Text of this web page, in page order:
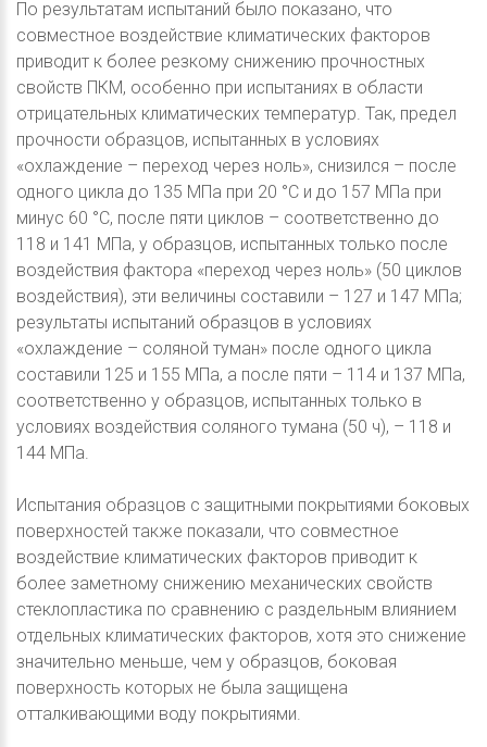
По результатам испытаний было показано, что
совместное воздействие климатических факторов
приводит к более резкому снижению прочностных
свойств ПКМ, особенно при испытаниях в области
отрицательных климатических температур. Так, предел
прочности образцов, испытанных в условиях
«охлаждение – переход через ноль», снизился – после
одного цикла до 135 МПа при 20 °С и до 157 МПа при
минус 60 °С, после пяти циклов – соответственно до
118 и 141 МПа, у образцов, испытанных только после
воздействия фактора «переход через ноль» (50 циклов
воздействия), эти величины составили – 127 и 147 МПа;
результаты испытаний образцов в условиях
«охлаждение – соляной туман» после одного цикла
составили 125 и 155 МПа, а после пяти – 114 и 137 МПа,
соответственно у образцов, испытанных только в
условиях воздействия соляного тумана (50 ч), – 118 и
144 МПа.
Испытания образцов с защитными покрытиями боковых
поверхностей также показали, что совместное
воздействие климатических факторов приводит к
более заметному снижению механических свойств
стеклопластика по сравнению с раздельным влиянием
отдельных климатических факторов, хотя это снижение
значительно меньше, чем у образцов, боковая
поверхность которых не была защищена
отталкивающими воду покрытиями.